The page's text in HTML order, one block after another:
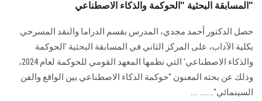
المسابقة البحثية "الحوكمة والذكاء الاصطناعي"
حصل الدكتور أحمد مجدي، المدرس بقسم الدراما والنقد المسرحي
بكلية الآداب، على المركز الثاني في المسابقة البحثية 'الحوكمة
والذكاء الاصطناعي' التي نظمها المعهد القومي للحوكمة لعام 2024،
وذلك عن بحثه المعنون "حوكمة الذكاء الاصطناعي بين الواقع والفن
السينمائي"........ ....